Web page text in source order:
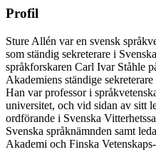
Profil
Sture Allén var en svensk
som ständig sekreterare i
språkforskaren Carl Ivar Ståhle
Akademiens ständige
Han var professor i
universitet, och vid sidan av sitt
ordförande i Svenska
Svenska språknämnden samt
Akademi och Finska